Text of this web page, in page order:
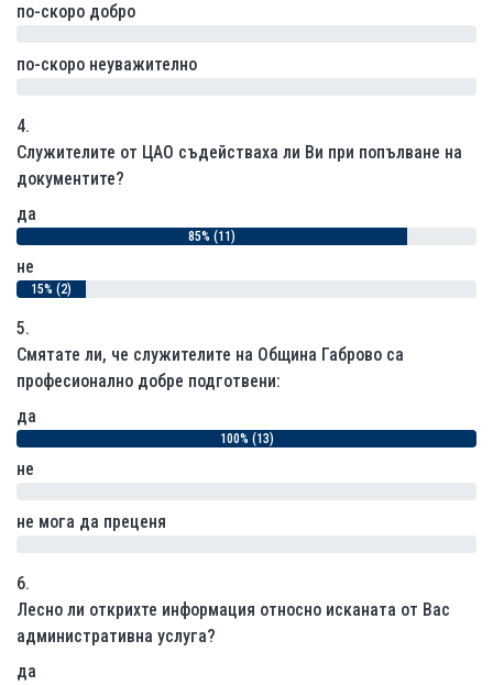
по-скоро добро
по-скоро неуважително
4.
Служителите от ЦАО съдействаха ли Ви при попълване на
документите?
да
85% (11)
не
15% (2)
5.
Смятате ли, че служителите на Община Габрово са
професионално добре подготвени:
да
100% (13)
не
не мога да преценя
6.
Лесно ли открихте информация относно исканата от Вас
административна услуга?
да